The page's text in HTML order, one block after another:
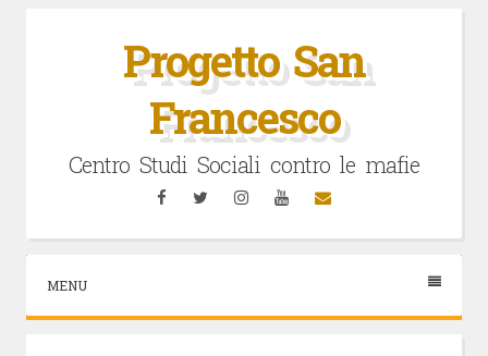
Progetto San
Francesco
Centro Studi Sociali contro le mafie
FacebookTwitterInstagramYouTubeEmail
MENU